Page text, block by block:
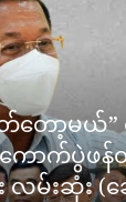
ော့မယ်”
ကောက်ပွဲဖန်
မ်းဆုံး (ဆေ
AUGUST 7, 2026
ယ်ရှိ သဖန်းဆိပ်ဆ
က်ကာ မြို့နယ် ၅
ား
AUGUST 7,